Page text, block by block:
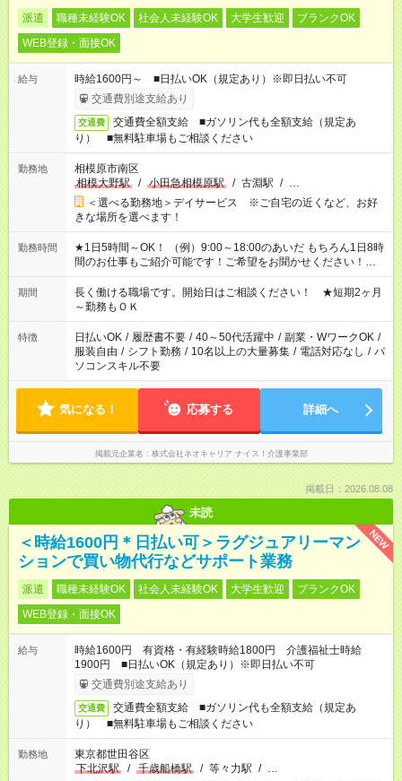
派遣 職種未経験OK 社会人未経験OK 大学生歓迎
ブランクOK
WEB登録・面接OK
給与
時給1600円～ ■日払いOK（規定あり）※即日払い不可
交通費別途支給あり
交通費
交通費全額支給 ■ガソリン代も全額支給（規定あ
り） ■無料駐車場もご相談ください
勤務地
相模原市南区
相模大野駅
/ 小田急相模原駅 / 古淵駅 / …
＜選べる勤務地＞デイサービス ※ご自宅の近くなど、お好
きな場所を選べます！
勤務時間
★1日5時間～OK！ （例）9:00～18:00のあいだ もちろん1日8時
間のお仕事もご紹介可能です！ご希望をお聞かせください！★家
庭の都合でお休みが必要な場合も遠慮なくご相談ください。 ※
週最低15時間以上の勤務が必要です
期間
長く働ける職場です。開始日はご相談ください！ ★短期2ヶ月
～勤務もＯＫ
特徴 日払いOK / 履歴書不要 / 40～50代活躍中 / 副業・WワークOK /
服装自由 / シフト勤務 / 10名以上の大量募集 / 電話対応なし / パ
ソコンスキル不要
気になる！ 応募する 詳細へ
掲載元企業名 株式会社ネオキャリア ナイス！介護事業部
掲載日：2026.08.08
未読
NEW
＜時給1600円＊日払い可＞ラグジュアリーマン
ションで買い物代行などサポート業務
派遣 職種未経験OK 社会人未経験OK 大学生歓迎
ブランクOK
WEB登録・面接OK
給与
時給1600円 有資格・有経験時給1800円 介護福祉士時給
1900円 ■日払いOK（規定あり）※即日払い不可
交通費別途支給あり
交通費
交通費全額支給 ■ガソリン代も全額支給（規定あ
り） ■無料駐車場もご相談ください
勤務地
東京都世田谷区
下北沢駅
/ 千歳船橋駅 / 等々力駅 / …